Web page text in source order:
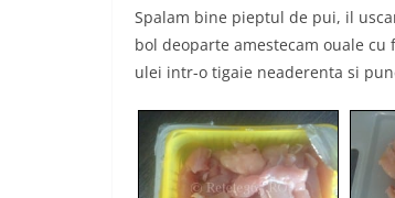
Spalam bine pieptul de pui, il
bol deoparte amestecam ouale
ulei intr-o tigaie neaderenta si